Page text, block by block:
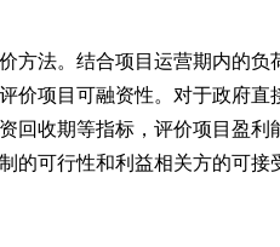
方法。结合项目运营期内的
价项目可融资性。对于政府
回收期等指标，评价项目盈
的可行性和利益相关方的可接